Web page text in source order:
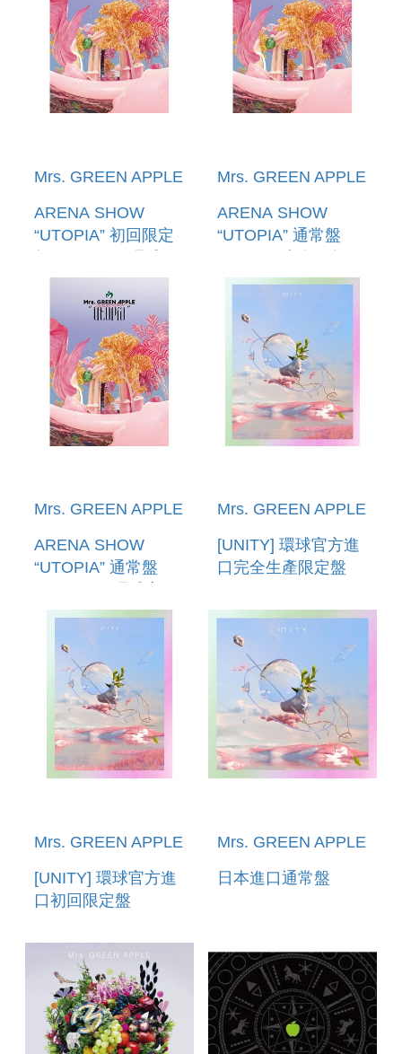
Mrs. GREEN APPLE
ARENA SHOW
“UTOPIA” 初回限定
方進口) (預購至
11/09 12:00截止)
Mrs. GREEN APPLE
ARENA SHOW
“UTOPIA” 通常盤
Mrs. GREEN APPLE
ARENA SHOW
“UTOPIA” 通常盤
進口) (預購至11/09
12:00截止)
Mrs. GREEN APPLE
[UNITY] 環球官方進
口完全生產限定盤
Mrs. GREEN APPLE
[UNITY] 環球官方進
口初回限定盤
Mrs. GREEN APPLE
日本進口通常盤